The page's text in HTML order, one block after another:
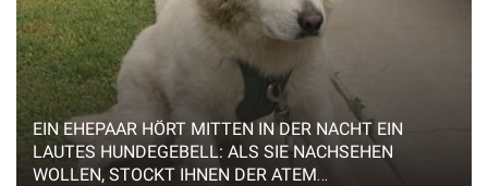
EIN EHEPAAR HÖRT MITTEN IN DER NACHT EIN
LAUTES HUNDEGEBELL: ALS SIE NACHSEHEN
WOLLEN, STOCKT IHNEN DER ATEM…